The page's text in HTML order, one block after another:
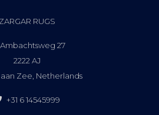
ZARGAR RUGS
Ambachtsweg 27
2222 AJ
Zee, Netherlands
+31 6 14545999